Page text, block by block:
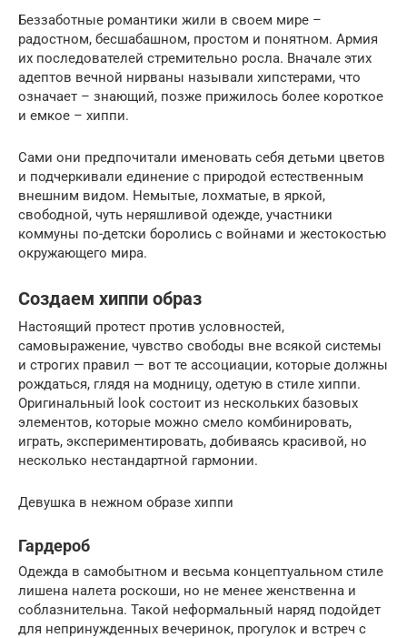
Беззаботные романтики жили в своем мире –
радостном, бесшабашном, простом и понятном. Армия
их последователей стремительно росла. Вначале этих
адептов вечной нирваны называли хипстерами, что
означает – знающий, позже прижилось более короткое
и емкое – хиппи.
Сами они предпочитали именовать себя детьми цветов
и подчеркивали единение с природой естественным
внешним видом. Немытые, лохматые, в яркой,
свободной, чуть неряшливой одежде, участники
коммуны по-детски боролись с войнами и жестокостью
окружающего мира.
Создаем хиппи образ
Настоящий протест против условностей,
самовыражение, чувство свободы вне всякой системы
и строгих правил — вот те ассоциации, которые должны
рождаться, глядя на модницу, одетую в стиле хиппи.
Оригинальный look состоит из нескольких базовых
элементов, которые можно смело комбинировать,
играть, экспериментировать, добиваясь красивой, но
несколько нестандартной гармонии.
Девушка в нежном образе хиппи
Гардероб
Одежда в самобытном и весьма концептуальном стиле
лишена налета роскоши, но не менее женственна и
соблазнительна. Такой неформальный наряд подойдет
для непринужденных вечеринок, прогулок и встреч с